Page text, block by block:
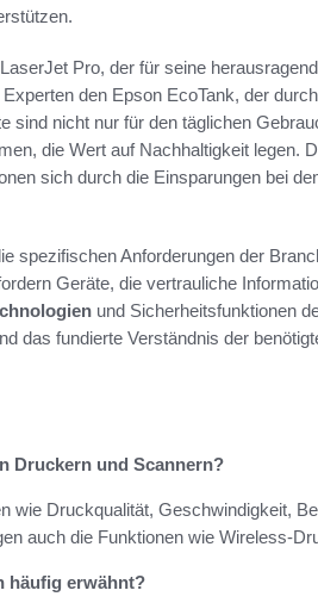
Pro, der für seine
den Epson EcoTank, der
sind nicht nur für den täglichen
die Wert auf Nachhaltigkeit legen.
sich durch die Einsparungen bei
spezifischen Anforderungen der
Geräte, die vertrauliche
und Sicherheitsfunktionen
das fundierte Verständnis der
Druckern und Scannern?
wie Druckqualität, Geschwindigkeit,
auch die Funktionen wie Wireless-
häufig erwähnt?